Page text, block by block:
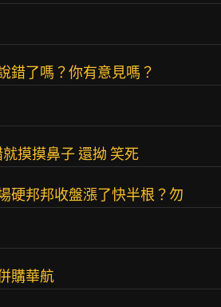
錯了嗎？你有意見嗎？
摸摸鼻子 還拗 笑死
硬邦邦收盤漲了快半根？勿
購華航